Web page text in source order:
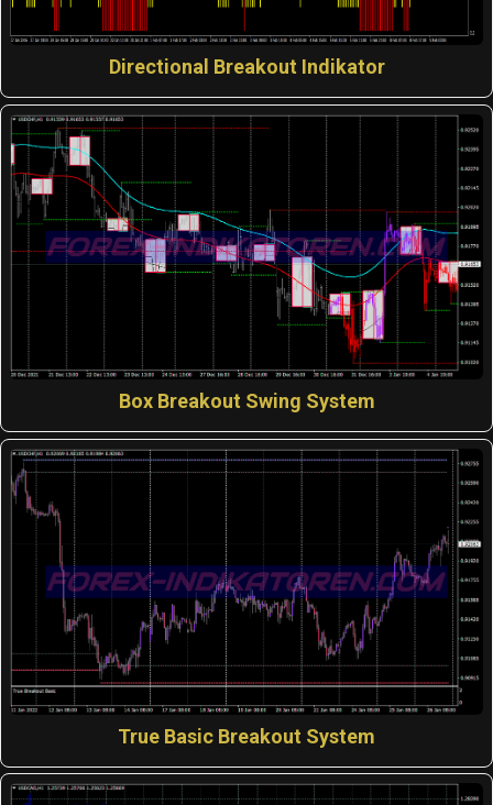
Directional Breakout Indikator
Box Breakout Swing System
True Basic Breakout System